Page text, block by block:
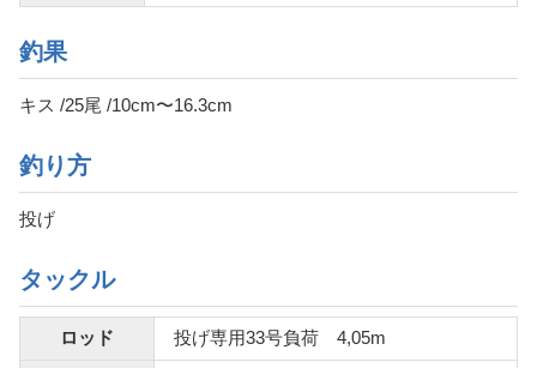
釣果
キス /25尾 /10cm〜16.3cm
釣り方
投げ
タックル
ロッド 投げ専用33号負荷 4,05m